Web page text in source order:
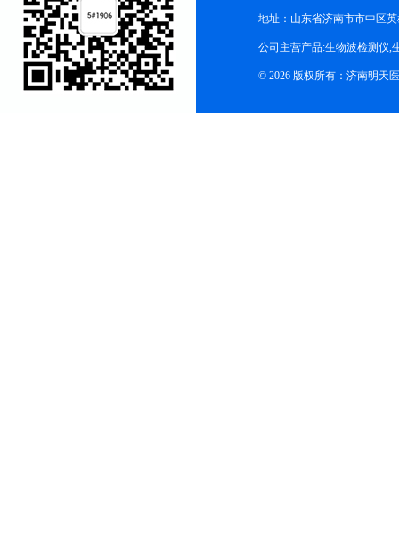
地址：山东省济南市市中区
公司主营产品:生物波检测仪,
© 2026 版权所有：济南明天